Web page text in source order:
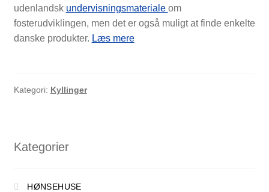
udenlandsk undervisningsmateriale om
fosterudviklingen, men det er også muligt at finde enkelte
danske produkter. Læs mereFra
Kategori: Kyllinger
Kategorier
HØNSEHUSE